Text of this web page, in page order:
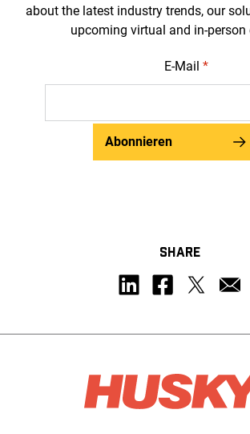
about the latest industry trends, our
upcoming virtual and in-person
E-Mail *
Abonnieren
SHARE